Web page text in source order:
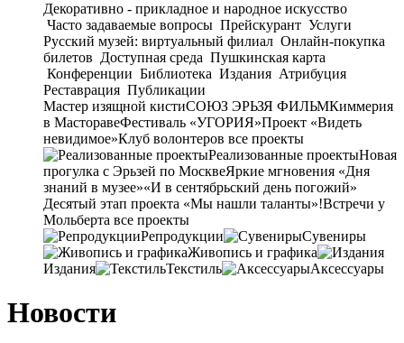
Декоративно - прикладное и народное искусство
Часто задаваемые вопросы Прейскурант Услуги
Русский музей: виртуальный филиал Онлайн-покупка
билетов Доступная среда Пушкинская карта
Конференции Библиотека Издания Атрибуция
Реставрация Публикации
Мастер изящной кистиСОЮЗ ЭРЬЗЯ ФИЛЬМКиммерия
в МасторавеФестиваль «УГОРИЯ»Проект «Видеть
невидимое»Клуб волонтеров все проекты
Реализованные проектыНовая
прогулка с Эрьзей по МосквеЯркие мгновения «Дня
знаний в музее»«И в сентябрьский день погожий»
Десятый этап проекта «Мы нашли таланты»!Встречи у
Мольберта все проекты
Репродукции
Сувениры
Живопись и графика
Издания
Текстиль Аксессуары
Новости